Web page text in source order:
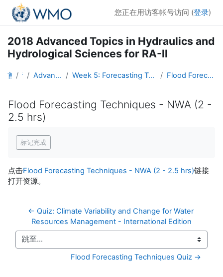
跳到主要内容
您正在用访客帐号访问 (登录)
2018 Advanced Topics in Hydraulics and
Hydrological Sciences for RA-II
首页 课程 Advanced Hydro Course-2018 Week 5: Forecasting Techniques, Verification, and Hydrometeorology (16 - 22 April) Flood Forecasting Techniques - NWA (2 - 2.5 hrs)
Flood Forecasting Techniques - NWA (2 -
2.5 hrs)
标记完成
点击Flood Forecasting Techniques - NWA (2 - 2.5 hrs)链接
打开资源。
← Quiz: Climate Variability and Change for Water
Resources Management - International Edition
跳至...
Flood Forecasting Techniques Quiz →